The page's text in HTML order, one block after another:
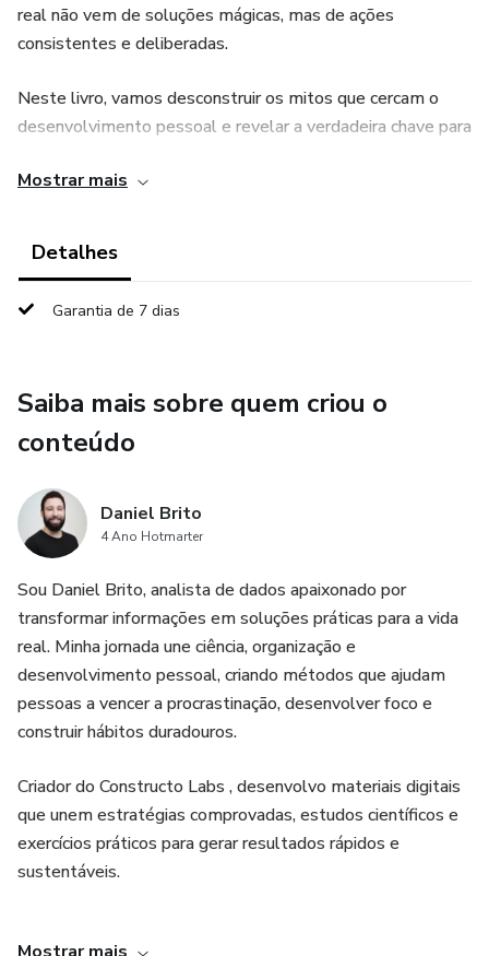
real não vem de soluções mágicas, mas de ações
consistentes e deliberadas.
Neste livro, vamos desconstruir os mitos que cercam o
desenvolvimento pessoal e revelar a verdadeira chave para
rumo à realização dos seus sonhos.
Prepare-se para uma jornada de autodescoberta e ação. O
hora de deixar para trás as promessas vazias e abraçar um
método que realmente funciona. Vamos juntos nessa
Mostrar mais
Detalhes
Garantia de 7 dias
Saiba mais sobre quem criou o
conteúdo
Daniel Brito
4 Ano Hotmarter
Sou Daniel Brito, analista de dados apaixonado por
transformar informações em soluções práticas para a vida
real. Minha jornada une ciência, organização e
desenvolvimento pessoal, criando métodos que ajudam
pessoas a vencer a procrastinação, desenvolver foco e
construir hábitos duradouros.
Criador do Constructo Labs , desenvolvo materiais digitais
que unem estratégias comprovadas, estudos científicos e
exercícios práticos para gerar resultados rápidos e
sustentáveis.